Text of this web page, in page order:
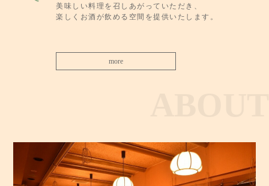
美味しい料理を召しあがっていただき、
楽しくお酒が飲める空間を提供いたします。
more